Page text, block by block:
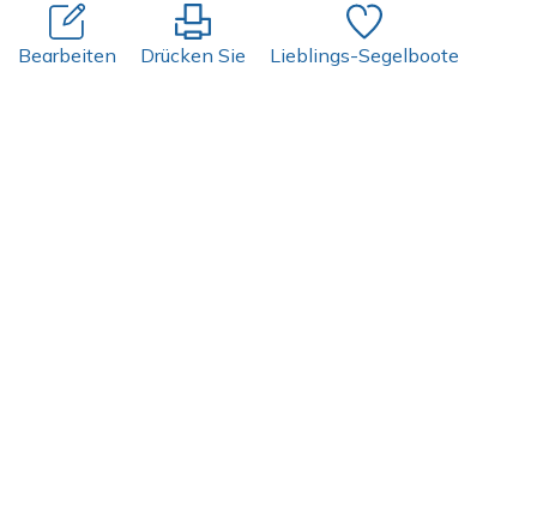
Bearbeiten Drücken Sie Lieblings-Segelboote